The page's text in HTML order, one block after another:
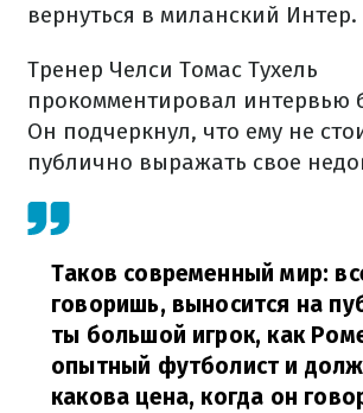
вернуться в миланский Интер.
Тренер Челси Томас Тухель
прокомментировал интервью
Он подчеркнул, что ему не
публично выражать свое
Таков современный мир:
говоришь, выносится на
ты большой игрок, как
опытный футболист и
какова цена, когда он